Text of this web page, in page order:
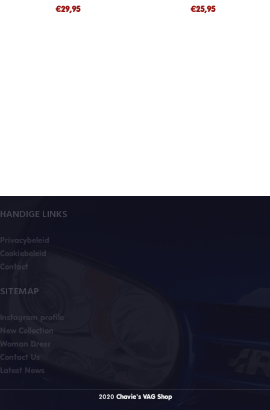
€29,95 €25,95
HANDIGE LINKS
Privacybeleid
Cookiebeleid
Contact
SITEMAP
Instagram profile
New Collection
Woman Dress
Contact Us
Latest News
2020 Chavie's VAG Shop